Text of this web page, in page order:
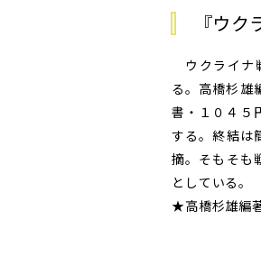
『ウ
ウクライナ
る。高橋杉雄
書・１０４５
する。終結は
摘。そもそも
としている。
★高橋杉雄編